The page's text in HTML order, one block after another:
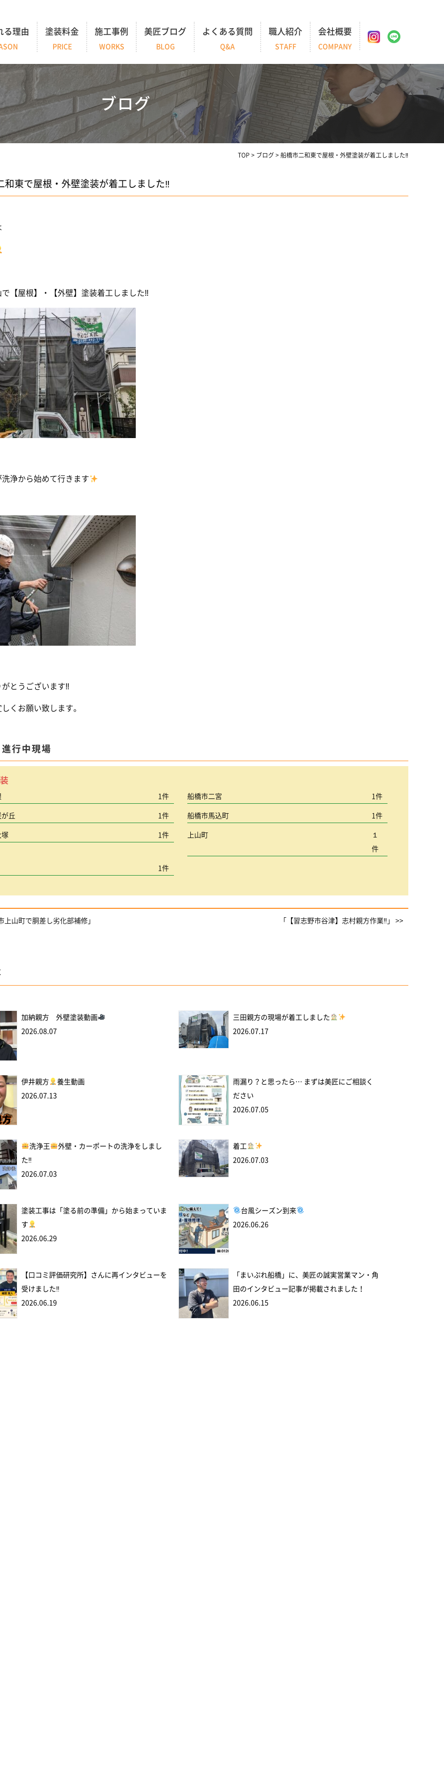
る理由 塗装料金
PRICE
施工事例
WORKS
美匠ブログ
BLOG
よくある質問
Q&A
職人紹介
STAFF
会社概要
COMPANY
ブログ
TOP > ブログ > 船橋市二和東で屋根・外壁塗装が着工しました‼
和東で屋根・外壁塗装が着工しました‼
【屋根】・【外壁】塗装着工しました‼
浄から始めて行きます
とうございます‼
くお願い致します。
行中現場
1件 船橋市二宮 1件
丘 1件 船橋市馬込町 1件
塚 1件 上山町
１
件
1件
上山町で胴差し劣化部補修」 「【習志野市谷津】志村親方作業‼」 >>
加納親方 外壁塗装動画
2026.08.07
三田親方の現場が着工しました
2026.07.17
伊井親方
養生動画
2026.07.13
雨漏り？と思ったら… まずは美匠にご相談く
ださい
2026.07.05
洗浄王
外壁・カーポートの洗浄をしまし
た‼
2026.07.03
着工
2026.07.03
塗装工事は「塗る前の準備」から始まっていま
す
2026.06.29
台風シーズン到来
2026.06.26
【口コミ評価研究所】さんに再インタビューを
受けました‼
2026.06.19
「まいぷれ船橋」に、美匠の誠実営業マン・角
田のインタビュー記事が掲載されました！
2026.06.15